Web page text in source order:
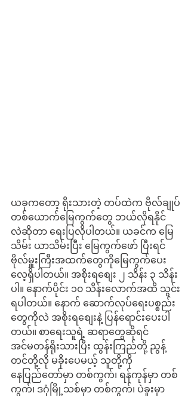
ယခုကတော့ ရိုးသားတဲ့ တပ်ထဲက ဗိုလ်ချုပ်
တစ်ယောက်မြေကွက်တွေ ဘယ်လိုရနိုင်
လဲဆိုတာ ရေးပြလိုပါတယ်။ ယခင်က မြေ
သိမ်း ယာသိမ်းပြီး မြေကွက်ဖော် ပြီးရင်
ဗိုလ်မှူးကြီးအထက်တွေကိုမြေကွက်ပေး
လေ့ရှိပါတယ်။ အစိုးရစျေး ၂ သိန်း ၃ သိန်း
ပါ။ နောက်ပိုင်း ၁၀ သိန်းလောက်အထိ သွင်း
ရပါတယ်။ နောက် ဆောက်လုပ်ရေးပစ္စည်း
တွေကိုလဲ အစိုးရစျေးနဲ့ ပြန်ရောင်းပေးပါ
တယ်။ စာရေးသူရဲ့ ဆရာတွေဆိုရင်
အင်မတန်ရိုးသားပြီး ထွန်းကြည်တို့ ညွန့်
တင်တို့လို မခိုးပေမယ့် သူတို့ကို
နေပြည်တော်မှာ တစ်ကွက်၊ ရန်ကုန်မှာ တစ်
ကွက်၊ ဒဂုံမြို့သစ်မှာ တစ်ကွက်၊ ပဲခူးမှာ